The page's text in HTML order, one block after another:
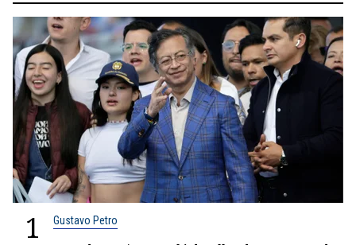
1 Gustavo Petro